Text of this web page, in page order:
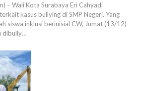
– Wali Kota Surabaya Eri Cahyadi
kasus bullying di SMP Negeri. Yang
siswa inklusi berinisial CW, Jumat (13/12)
dibully…